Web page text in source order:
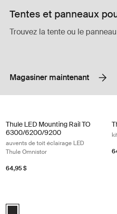
Tentes et panneaux
Trouvez la tente ou le
Magasiner maintenant
Thule LED Mounting Rail TO
6300/6200/9200
auvents de toit éclairage LED
Thule Omnistor
64,95 $
anthracite (selected)